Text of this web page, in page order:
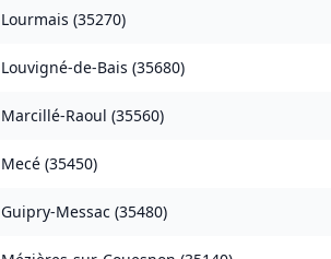
Lourmais (35270)
Louvigné-de-Bais (35680)
Marcillé-Raoul (35560)
Mecé (35450)
Guipry-Messac (35480)